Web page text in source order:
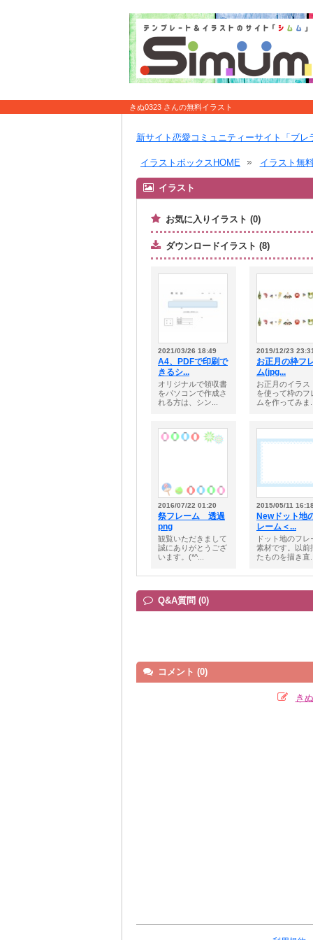
きぬ0323 さんの無料イラスト
新サイト恋愛コミュニティーサイト「ブレ
イラストボックスHOME イラスト無
イラスト
お気に入りイラスト (0)
ダウンロードイラスト (8)
2021/03/26 18:49
A4、PDFで印刷で
きるシ...
オリジナルで領収書
をパソコンで作成さ
れる方は、シン...
2019/12/23
お正月の枠フ
ム(jpg...
お正月のイラス
を使って枠のフ
ムを作ってみま
2016/07/22 01:20
祭フレーム 透過
png
観覧いただきまして
誠にありがとうござ
います。(*^...
2015/05/11
Newドット地
レーム＜...
ドット地のフレ
素材です。以前
たものを描き直
Q&A質問 (0)
コメント (0)
き